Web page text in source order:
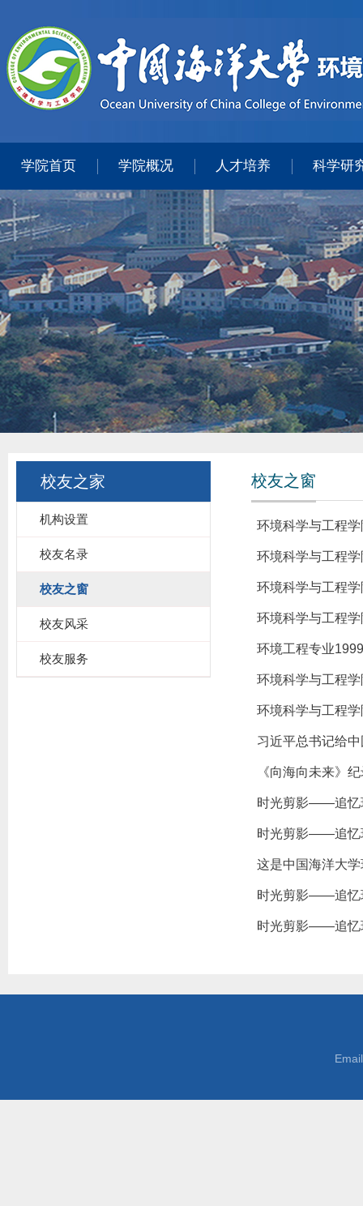
学院首页 学院概况 人才培养 科学研
校友之家
机构设置
校友名录
校友之窗
校友风采
校友服务
校友之窗
环境科学与工程
环境科学与工程
环境科学与工程
环境科学与工程
环境工程专业
环境科学与工程
环境科学与工程
习近平总书记给
《向海向未来》
时光剪影——追忆
时光剪影——追忆
这是中国海洋大
时光剪影——追忆
时光剪影——追忆